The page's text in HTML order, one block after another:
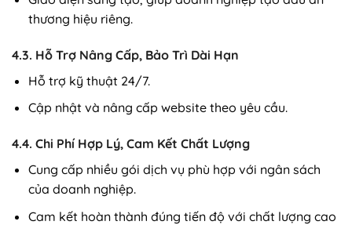
thương hiệu riêng.
4.3. Hỗ Trợ Nâng Cấp, Bảo Trì Dài Hạn
Hỗ trợ kỹ thuật 24/7.
Cập nhật và nâng cấp website theo yêu cầu.
4.4. Chi Phí Hợp Lý, Cam Kết Chất Lượng
Cung cấp nhiều gói dịch vụ phù hợp với ngân sách
của doanh nghiệp.
Cam kết hoàn thành đúng tiến độ với chất lượng cao